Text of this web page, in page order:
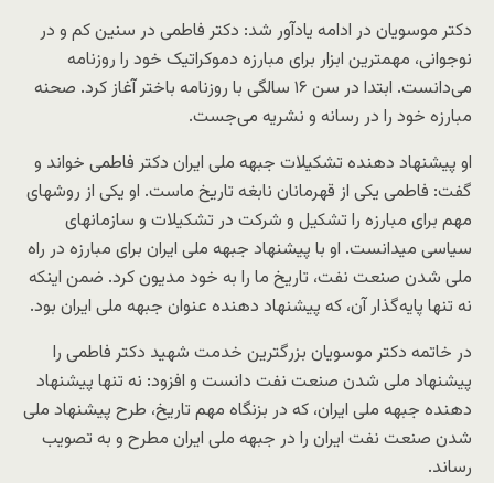
دکتر موسویان در ادامه یادآور شد: دکتر فاطمی در سنین کم و در
نوجوانی، مهمترین ابزار برای مبارزه دموکراتیک خود را روزنامه
می‌دانست. ابتدا در سن ۱۶ سالگی با روزنامه باختر آغاز کرد. صحنه
مبارزه خود را در رسانه و نشریه می‌جست.
او پیشنهاد دهنده تشکیلات جبهه ملی ایران دکتر فاطمی خواند و
گفت: فاطمی یکی از قهرمانان نابغه تاریخ ماست. او یکی از روشهای
مهم برای مبارزه را تشکیل و شرکت در تشکیلات و سازمانهای
سیاسی میدانست. او با پیشنهاد جبهه ملی ایران برای مبارزه در راه
ملی شدن صنعت نفت، تاریخ ما را به خود مدیون کرد. ضمن اینکه
نه تنها پایه‌گذار آن، که پیشنهاد دهنده عنوان جبهه ملی ایران بود.
در خاتمه دکتر موسویان بزرگترین خدمت شهید دکتر فاطمی را
پیشنهاد ملی شدن صنعت نفت دانست و افزود: نه تنها پیشنهاد
دهنده جبهه ملی ایران، که در بزنگاه مهم تاریخ، طرح پیشنهاد ملی
شدن صنعت نفت ایران را در جبهه ملی ایران مطرح و به تصویب
رساند.